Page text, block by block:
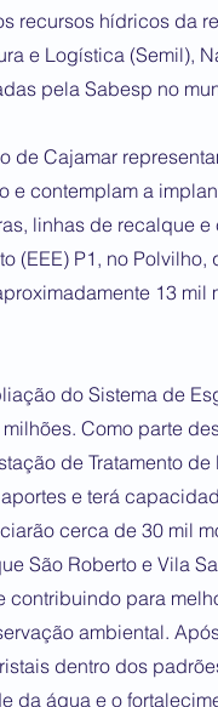
recursos hídricos da
e Logística (Semil),
pela Sabesp no
de Cajamar
e contemplam a
linhas de recalque e
(EEE) P1, no Polvilho,
13 mil
do Sistema de
Como parte
de Tratamento de
e terá
cerca de 30 mil
São Roberto e Vila
contribuindo para
ambiental.
dentro dos
da água e o